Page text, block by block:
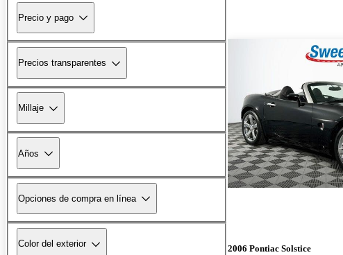
Precio y pago
Precios transparentes
Millaje
Años
Opciones de compra en línea
Color del exterior 2006 Pontiac Solstice